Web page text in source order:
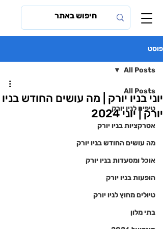
פוסט
All Posts
טיפים לניו יורק
אטרקציות בניו יורק
מה עושים החודש בניו יורק
אוכל ומסעדות בניו יורק
הופעות בניו יורק
טיולים מחוץ לניו יורק
בתי מלון
All Posts
יוני בניו יורק | מה עושים החודש בניו
יורק | יוני 2024